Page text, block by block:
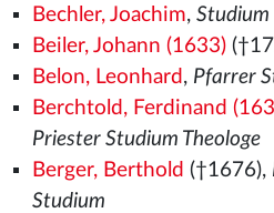
Bechler, Joachim, Studium
Beiler, Johann (1633)
Belon, Leonhard , Pfarrer
Berchtold, Ferdinand
Priester Studium Theologe
Berger, Berthold (†1676),
Studium